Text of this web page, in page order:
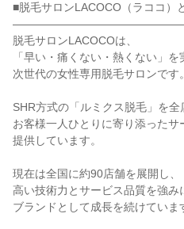
■脱毛サロンLACOCO（ラココ）
脱毛サロンLACOCOは、
「早い・痛くない・熱くない」を
次世代の女性専用脱毛サロンです。
SHR方式の「ルミクス脱毛」を全
お客様一人ひとりに寄り添ったサ
提供しています。
現在は全国に約90店舗を展開し、
高い技術力とサービス品質を強み
ブランドとして成長を続けていま